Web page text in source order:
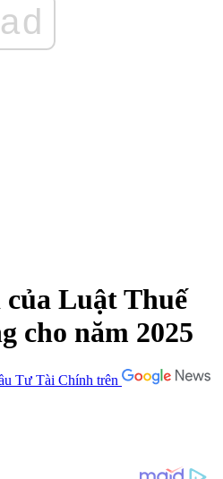
ad
Luật Thuế
cho năm 2025
Tư Tài Chính trên